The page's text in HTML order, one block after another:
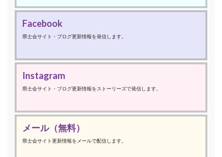
Facebook
県士会サイト・ブログ更新情報を発信します。
Instagram
県士会サイト・ブログ更新情報をストーリーズで発信します。
メール（無料）
県士会サイト更新情報をメールで配信します。